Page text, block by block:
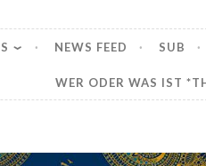
World
NEWS FEED SUB
WER ODER WAS IST
*Rezension* -> Das Flüstern des Goldes (Weston Saga 2) von Nicole Chisholm